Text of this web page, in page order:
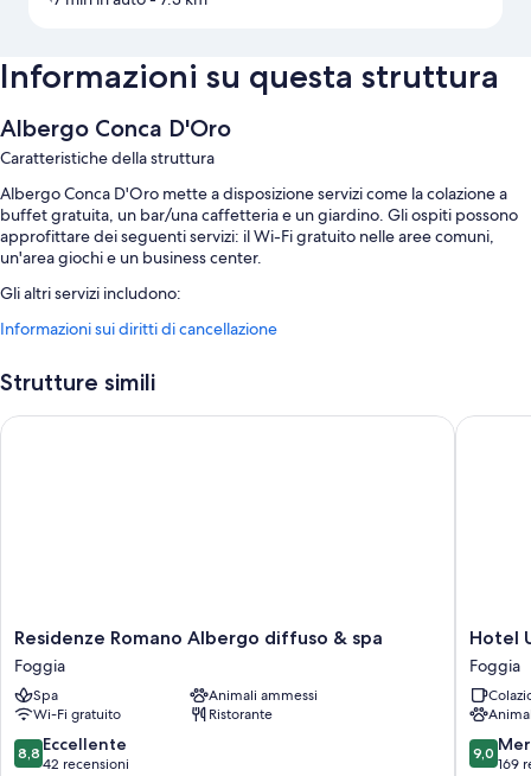
Informazioni su questa struttura
Albergo Conca D'Oro
Caratteristiche della struttura
Albergo Conca D'Oro mette a disposizione servizi come la colazione a
buffet gratuita, un bar/una caffetteria e un giardino. Gli ospiti possono
approfittare dei seguenti servizi: il Wi-Fi gratuito nelle aree comuni,
un'area giochi e un business center.
Gli altri servizi includono:
Un parcheggio non assistito gratuito
Pulizie giornaliere e scrivanie
Informazioni sui diritti di cancellazione
Strutture simili
Residenze
Romano
Albergo
diffuso
&
spa
Foggia
Residenze Romano Albergo diffuso & spa
Foggia
Spa
Animali ammessi
Wi-Fi gratuito
Ristorante
8.8
su
8,8 Eccellente
42 recensioni
Residenze Romano Albergo diffuso & spa
Hotel
Up
-
&
Spa
Hotel
Foggia
9.0
su
9,0
169
Hotel